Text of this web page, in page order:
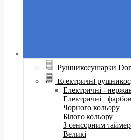
Рушникосушарки
Електричні
Електричні -
Електричні -
Чорного кольору
Білого кольору
З сенсорним
Великі